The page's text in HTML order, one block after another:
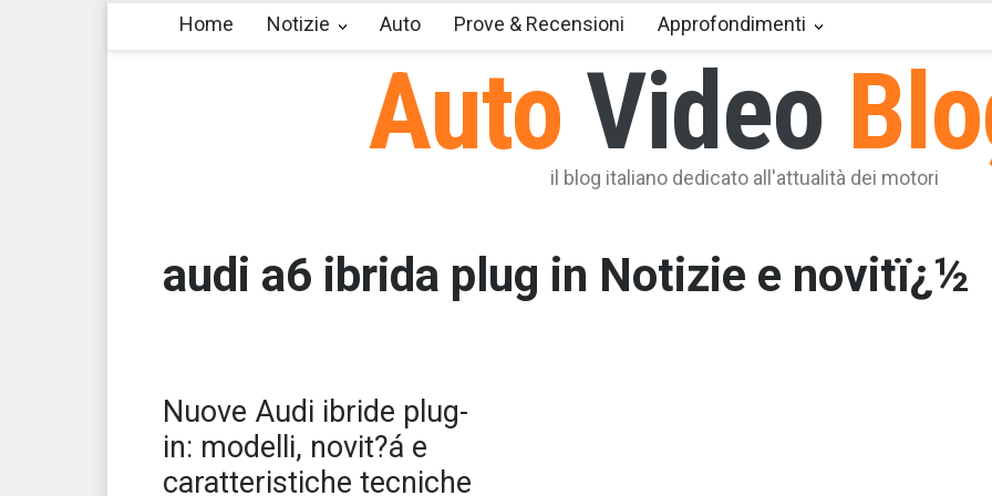
Auto Video
il blog italiano dedicato all'attualità dei motori
Home Notizie Auto Prove & Recensioni Approfondimenti
audi a6 ibrida plug in Notizie e novitï¿½
Nuove Audi ibride plug-
in: modelli, novit?á e
caratteristiche tecniche